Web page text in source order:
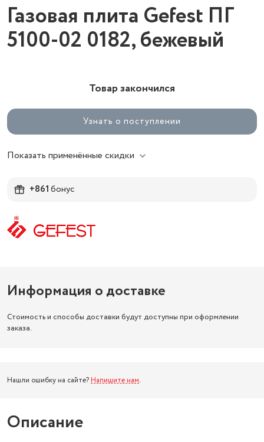
Газовая плита Gefest ПГ
5100-02 0182, бежевый
Товар закончился
Узнать о поступлении
Показать применённые скидки
+861бонус
Информация о доставке
Стоимость и способы доставки будут доступны при оформлении
заказа.
Нашли ошибку на сайте? Напишите нам.
Описание